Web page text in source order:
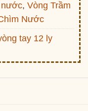
nước, Vòng Trầm
Nước
tay 12 ly